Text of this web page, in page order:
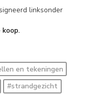
linksonder
en tekeningen
#strandgezicht